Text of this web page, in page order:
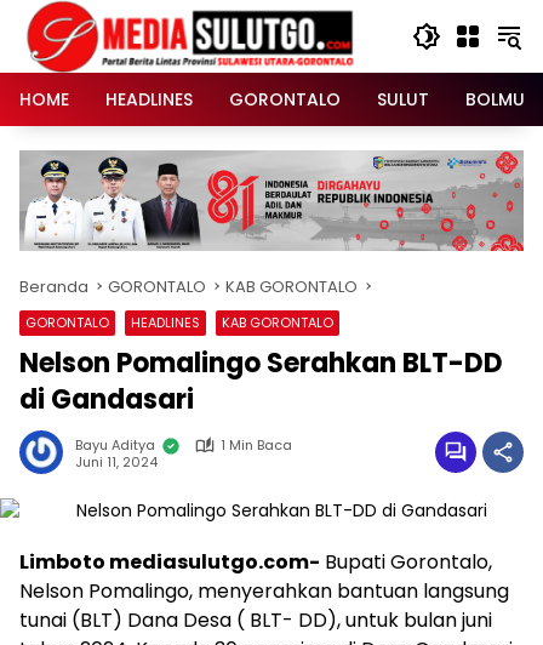
Langsung
konten
HOME
HEADLINES GORONTALO SULUT BOLMUT
Beranda GORONTALO KAB GORONTALO
GORONTALO HEADLINES KAB GORONTALO
Nelson Pomalingo Serahkan BLT-DD
di Gandasari
Bayu Aditya
1 Min Baca
Juni 11, 2024
Limboto mediasulutgo.com- Bupati Gorontalo,
Nelson Pomalingo, menyerahkan bantuan langsung
tunai (BLT) Dana Desa ( BLT- DD), untuk bulan juni